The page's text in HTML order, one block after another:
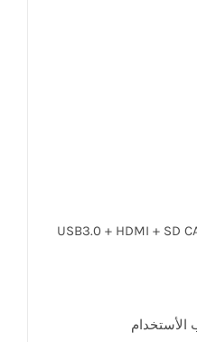
USB3.0 + HDMI + SD